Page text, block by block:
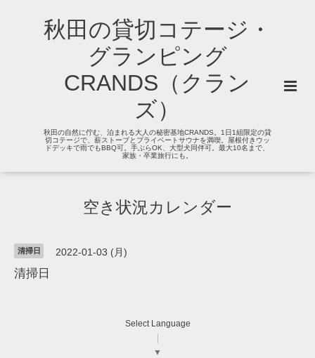
秋田の貸切コテージ・
グランピング
CRANDS（クラン
ズ）
秋田の自然に佇む、泊まれる大人の秘密基地CRANDS。1日1組限定の貸
切コテージで、薪ストーブとプライベートサウナを満喫。屋根付きウッ
ドデッキで雨でもBBQ可。手ぶらOK、大型犬同伴可。最大10名まで、
家族・卒業旅行にも。
空き状況カレンダー
清掃日 2022-01-03 (月)
清掃日
Select Language
▼